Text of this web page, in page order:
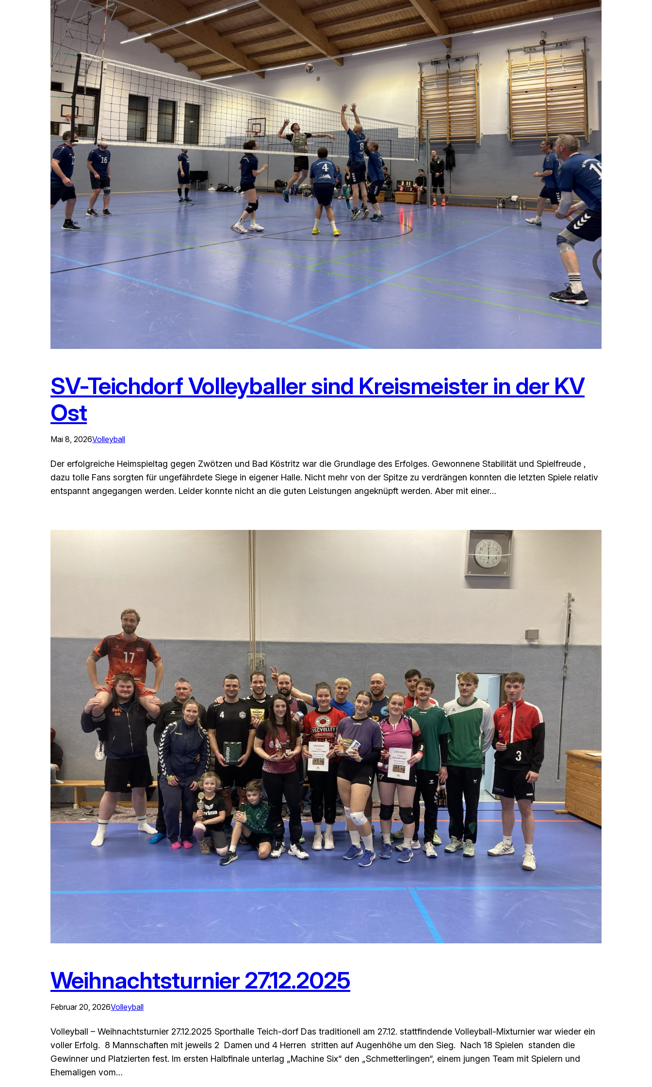
SV-Teichdorf Volleyballer sind Kreismeister in der KV
Ost
Mai 8, 2026Volleyball
Der erfolgreiche Heimspieltag gegen Zwötzen und Bad Köstritz war die Grundlage des Erfolges. Gewonnene Stabilität und Spielfreude ,
dazu tolle Fans sorgten für ungefährdete Siege in eigener Halle. Nicht mehr von der Spitze zu verdrängen konnten die letzten Spiele relativ
entspannt angegangen werden. Leider konnte nicht an die guten Leistungen angeknüpft werden. Aber mit einer…
Weihnachtsturnier 27.12.2025
Februar 20, 2026Volleyball
Volleyball – Weihnachtsturnier 27.12.2025 Sporthalle Teich-dorf Das traditionell am 27.12. stattfindende Volleyball-Mixturnier war wieder ein
voller Erfolg. 8 Mannschaften mit jeweils 2 Damen und 4 Herren stritten auf Augenhöhe um den Sieg. Nach 18 Spielen standen die
Gewinner und Platzierten fest. Im ersten Halbfinale unterlag „Machine Six“ den „Schmetterlingen“, einem jungen Team mit Spielern und
Ehemaligen vom…